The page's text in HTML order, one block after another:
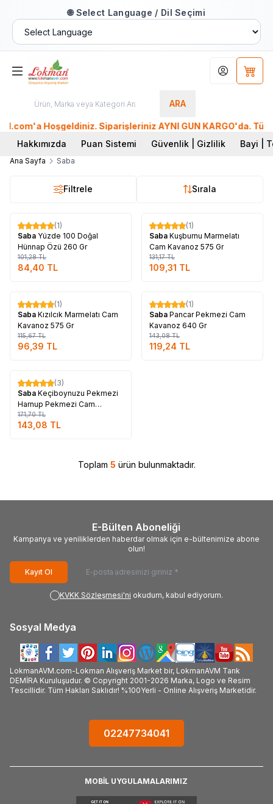
🌐 Select Language / Dil Seçimi
ARA
Hesabım
Hoşgeldiniz. Siparişleriniz AYNI GÜN KARGO'da. Tüm
Hakkımızda
Puan Sistemi Güvenlik | Gizlilik Bayi |
Ana Sayfa Saba
Filtrele Sırala
%17
(1)
Saba Yüzde 100 Doğal
Hünnap Özü 260 Gr
101,28TL
84,40 TL
%17
(1)
Saba Kuşburnu Marmelatı
Cam Kavanoz 575 Gr
131,17TL
109,31 TL
%17
(1)
Saba Kızılcık Marmelatı Cam
Kavanoz 575 Gr
115,67TL
96,39 TL
%17
(1)
Saba Pancar Pekmezi Cam
Kavanoz 640 Gr
143,08TL
119,24 TL
%17
(3)
Saba Keçiboynuzu Pekmezi
Harnup Pekmezi Cam
Kavanoz 640 Gr
171,70TL
143,08 TL
Toplam 5 ürün bulunmaktadır.
E-Bülten Aboneliği
Kampanya ve yeniliklerden haberdar olmak için e-bültenimize abone
olun!
Kayıt Ol
KVKK Sözleşmesi'ni okudum, kabul ediyorum.
Sosyal Medya
LokmanAVM.com-Lokman Alışveriş Market bir, LokmanAVM Tarık
DEMİRA Kuruluşudur. © Copyright 2001-2026 Marka, Logo ve Resim
Tescillidir. Tüm Hakları Saklıdır! %100Yerli - Online Alışveriş Marketidir.
02247734041
MOBİL UYGULAMALARIMIZ